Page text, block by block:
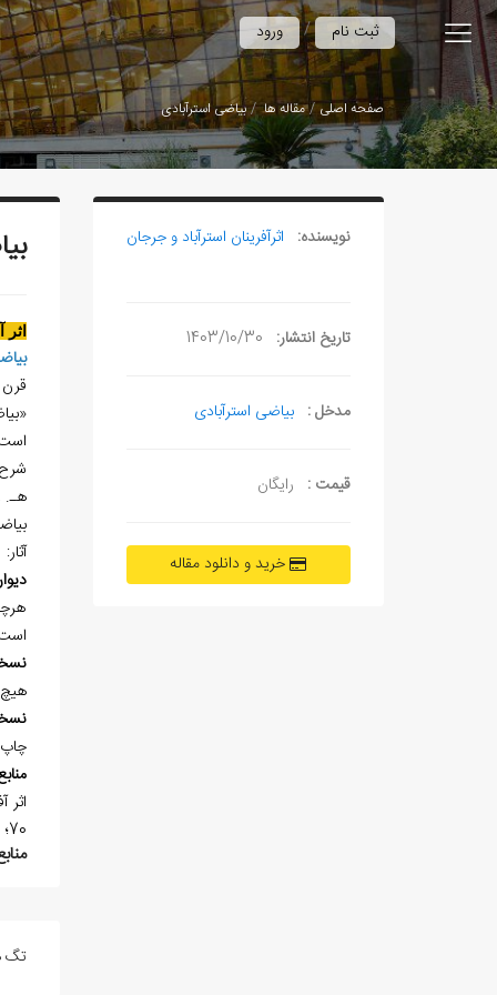
ورود / ثبت نام
صفحه اصلی مقاله ها بياضی استرآبادی
نویسنده: اثرآفرينان استرآباد و جرجان
تاریخ انتشار: 1403/10/30
مدخل : بیاضی استرآبادی
قیمت : رایگان
خرید و دانلود مقاله
قرن
هـ.
آثار:
70؛ فرهنگ سخنوران 94؛ قاموس الاعلام 2/1422؛ کاروان هند 2/935؛ گلزار جاويدان1/228.
تگ